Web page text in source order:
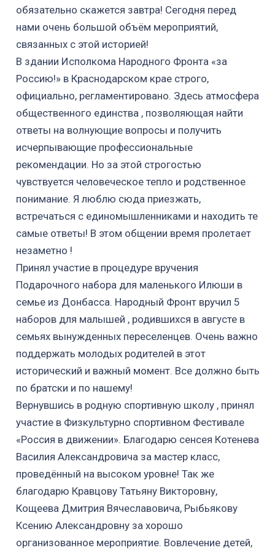
обязательно скажется завтра! Сегодня перед
нами очень большой объём мероприятий,
связанных с этой историей!
В здании Исполкома Народного Фронта «за
Россию!» в Краснодарском крае строго,
официально, регламентировано. Здесь атмосфера
общественного единства , позволяющая найти
ответы на волнующие вопросы и получить
исчерпывающие профессиональные
рекомендации. Но за этой строгостью
чувствуется человеческое тепло и родственное
понимание. Я люблю сюда приезжать,
встречаться с единомышленниками и находить те
самые ответы! В этом общении время пролетает
незаметно !
Принял участие в процедуре вручения
Подарочного набора для маленького Илюши в
семье из Донбасса. Народный Фронт вручил 5
наборов для малышей , родившихся в августе в
семьях вынужденных переселенцев. Очень важно
поддержать молодых родителей в этот
исторический и важный момент. Все должно быть
по братски и по нашему!
Вернувшись в родную спортивную школу , принял
участие в Физкультурно спортивном Фестивале
«Россия в движении». Благодарю сенсея Котенева
Василия Александровича за мастер класс,
проведённый на высоком уровне! Так же
благодарю Кравцову Татьяну Викторовну,
Кощеева Дмитрия Вячеславовича, Рыбьякову
Ксению Александровну за хорошо
организованное мероприятие. Вовлечение детей,